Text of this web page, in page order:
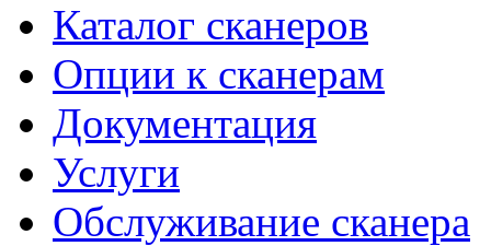
Каталог сканеров
Опции к сканерам
Документация
Услуги
Обслуживание сканера